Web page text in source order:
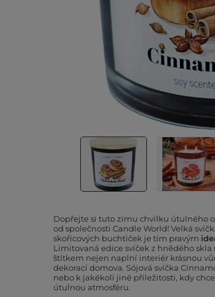
Dopřejte si tuto zimu chvilku útulného
od společnosti Candle World! Velká
skořicových buchtiček je tím pravým
Limitovaná edice svíček z hnědého
štítkem nejen naplní interiér krásnou
dekorací domova. Sójová svíčka
nebo k jakékoli jiné příležitosti, kdy
útulnou atmosféru.